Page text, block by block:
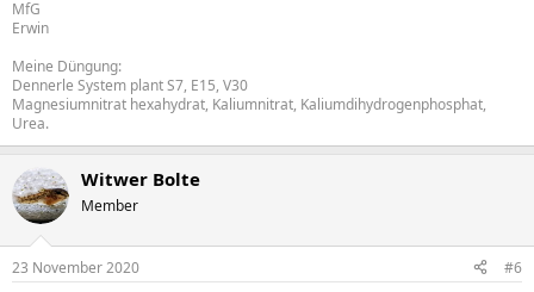
MfG
Erwin
Meine Düngung:
Dennerle System plant S7, E15, V30
Magnesiumnitrat hexahydrat, Kaliumnitrat, Kaliumdihydrogenphosphat,
Urea.
Witwer Bolte
Member
23 November 2020 #6